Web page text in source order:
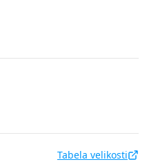
Tabela velikosti